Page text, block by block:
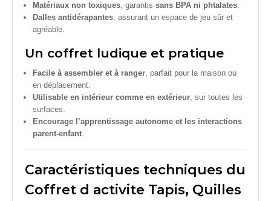
Matériaux non toxiques, garantis sans BPA ni phtalates.
Dalles antidérapantes, assurant un espace de jeu sûr et
agréable.
Un coffret ludique et pratique
Facile à assembler et à ranger, parfait pour la maison ou
en déplacement.
Utilisable en intérieur comme en extérieur, sur toutes les
surfaces.
Encourage l’apprentissage autonome et les interactions
parent-enfant.
Caractéristiques techniques du
Coffret d activite Tapis, Quilles